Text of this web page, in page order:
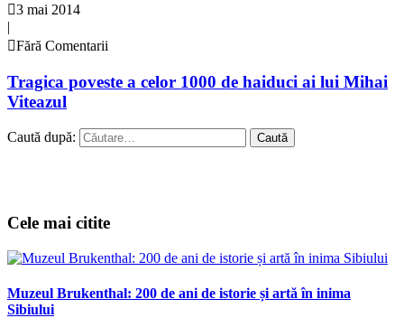
3 mai 2014
|
Fără Comentarii
Tragica poveste a celor 1000 de haiduci ai lui Mihai
Viteazul
Caută după:
Cele mai citite
Muzeul Brukenthal: 200 de ani de istorie și artă în inima
Sibiului